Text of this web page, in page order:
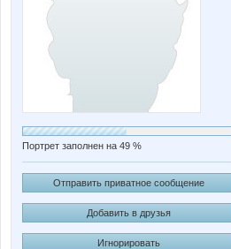
Портрет заполнен на 49 %
Отправить приватное сообщение
Добавить в друзья
Игнорировать